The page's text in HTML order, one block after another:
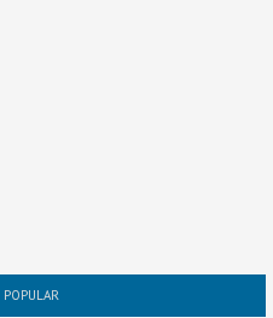
POPULAR